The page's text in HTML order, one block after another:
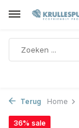
Terug Home
36% sale